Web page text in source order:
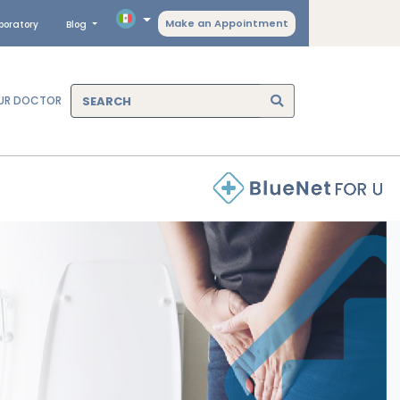
Blog Make an Appointment
DOCTOR